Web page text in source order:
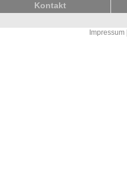
Kontakt
Impressum